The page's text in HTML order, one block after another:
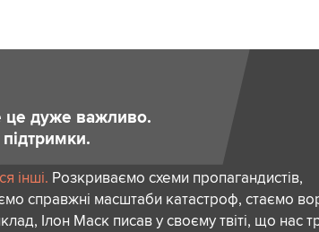
це дуже важливо.
інші. Розкриваємо схеми пропагандистів,
справжні масштаби катастроф, стаємо
Ілон Маск писав у своєму твіті, що нас